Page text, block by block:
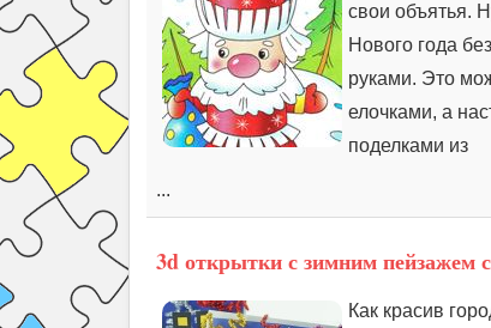
свои объятья.
Нового года
руками. Это
елочками, а
поделками из
...
3d открытки с зимним пейзажем
Как красив